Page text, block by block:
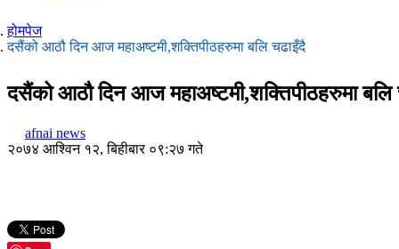
होमपेज
दसैंको आठौ दिन आज महाअष्टमी,शक्तिपीठहरुमा बलि चढाइँदै
दसैंको आठौ दिन आज महाअष्टमी,शक्तिपीठहरुमा बलि
afnai news
२०७४ आश्विन १२, बिहीबार ०९:२७ गते